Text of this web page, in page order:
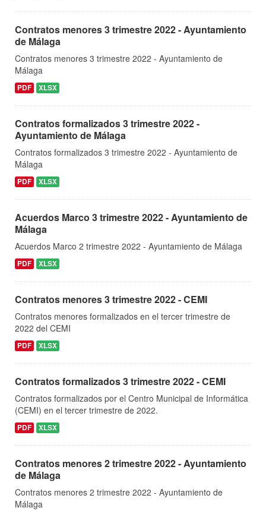
Contratos menores 3 trimestre 2022 - Ayuntamiento
de Málaga
Contratos menores 3 trimestre 2022 - Ayuntamiento de
Málaga
PDF XLSX
Contratos formalizados 3 trimestre 2022 -
Ayuntamiento de Málaga
Contratos formalizados 3 trimestre 2022 - Ayuntamiento de
Málaga
PDF XLSX
Acuerdos Marco 3 trimestre 2022 - Ayuntamiento de
Málaga
Acuerdos Marco 2 trimestre 2022 - Ayuntamiento de Málaga
PDF XLSX
Contratos menores 3 trimestre 2022 - CEMI
Contratos menores formalizados en el tercer trimestre de
2022 del CEMI
PDF XLSX
Contratos formalizados 3 trimestre 2022 - CEMI
Contratos formalizados por el Centro Municipal de Informática
(CEMI) en el tercer trimestre de 2022.
PDF XLSX
Contratos menores 2 trimestre 2022 - Ayuntamiento
de Málaga
Contratos menores 2 trimestre 2022 - Ayuntamiento de
Málaga